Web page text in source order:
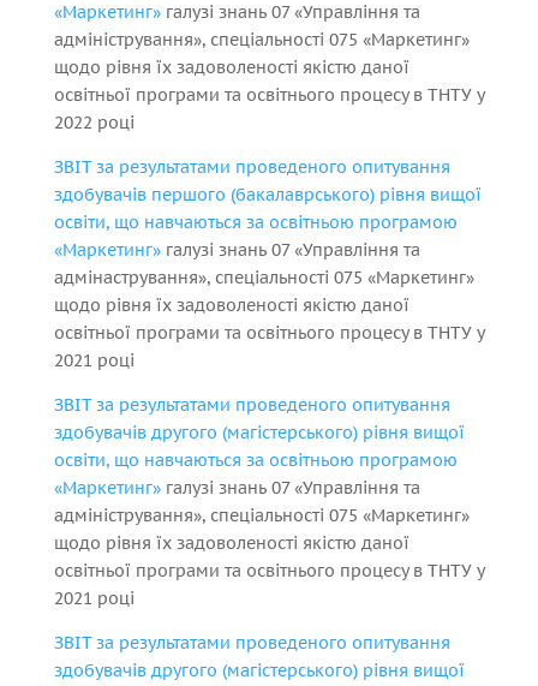
«Маркетинг»галузі знань 07 «Управління та
адміністрування», спеціальності 075 «Маркетинг»
щодо рівня їх задоволеності якістю даної
освітньої програми та освітнього процесу в ТНТУ у
2022 році
ЗВІТ за результатами проведеного опитування
здобувачів першого (бакалаврського) рівня вищої
освіти, що навчаються за освітньою програмою
«Маркетинг»галузі знань 07 «Управління та
адмінастрування», спеціальності 075 «Маркетинг»
щодо рівня їх задоволеності якістю даної
освітньої програми та освітнього процесу в ТНТУ у
2021 році
ЗВІТ за результатами проведеного опитування
здобувачів другого (магістерського) рівня вищої
освіти, що навчаються за освітньою програмою
«Маркетинг»галузі знань 07 «Управління та
адміністрування», спеціальності 075 «Маркетинг»
щодо рівня їх задоволеності якістю даної
освітньої програми та освітнього процесу в ТНТУ у
2021 році
ЗВІТ за результатами проведеного опитування
здобувачів другого (магістерського) рівня вищої